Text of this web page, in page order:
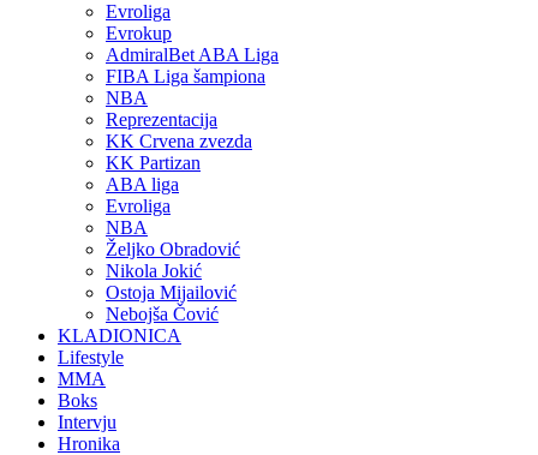
Evroliga
Evrokup
AdmiralBet ABA Liga
FIBA Liga šampiona
NBA
Reprezentacija
KK Crvena zvezda
KK Partizan
ABA liga
Evroliga
NBA
Željko Obradović
Nikola Jokić
Ostoja Mijailović
Nebojša Čović
KLADIONICA
Lifestyle
MMA
Boks
Intervju
Hronika